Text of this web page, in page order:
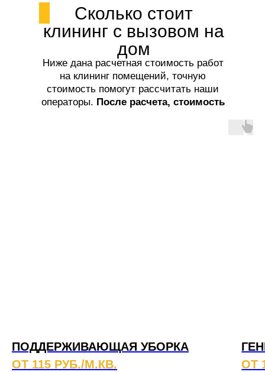
Сколько стоит
клининг с вызовом на
дом
Ниже дана расчетная стоимость работ
на клининг помещений, точную
стоимость помогут рассчитать наши
операторы. После расчета, стоимость
ПОДДЕРЖИВАЮЩАЯ УБОРКА
ОТ 115 РУБ./М.КВ.
ОТ